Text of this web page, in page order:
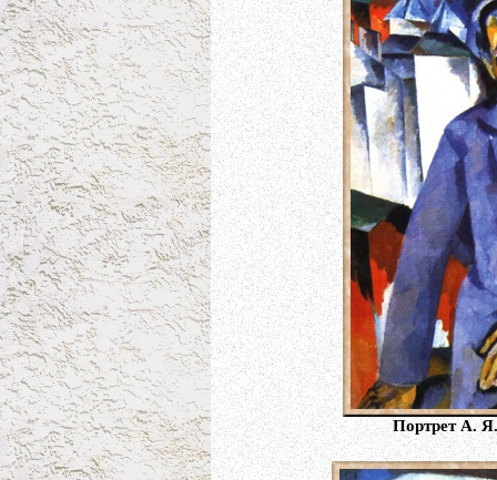
Портрет А.